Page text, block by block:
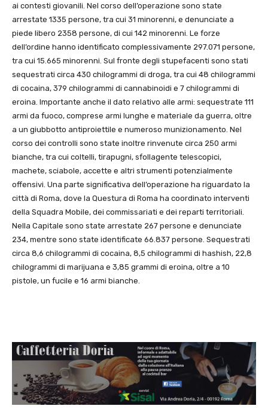
ai contesti giovanili. Nel corso dell’operazione sono state
arrestate 1335 persone, tra cui 31 minorenni, e denunciate a
piede libero 2358 persone, di cui 142 minorenni. Le forze
dell’ordine hanno identificato complessivamente 297.071 persone,
tra cui 15.665 minorenni. Sul fronte degli stupefacenti sono stati
sequestrati circa 430 chilogrammi di droga, tra cui 48 chilogrammi
di cocaina, 379 chilogrammi di cannabinoidi e 7 chilogrammi di
eroina. Importante anche il dato relativo alle armi: sequestrate 111
armi da fuoco, comprese armi lunghe e materiale da guerra, oltre
a un giubbotto antiproiettile e numeroso munizionamento. Nel
corso dei controlli sono state inoltre rinvenute circa 250 armi
bianche, tra cui coltelli, tirapugni, sfollagente telescopici,
machete, sciabole, accette e altri strumenti potenzialmente
offensivi. Una parte significativa dell’operazione ha riguardato la
città di Roma, dove la Questura di Roma ha coordinato interventi
della Squadra Mobile, dei commissariati e dei reparti territoriali.
Nella Capitale sono state arrestate 267 persone e denunciate
234, mentre sono state identificate 66.837 persone. Sequestrati
circa 8,6 chilogrammi di cocaina, 8,5 chilogrammi di hashish, 22,8
chilogrammi di marijuana e 3,85 grammi di eroina, oltre a 10
pistole, un fucile e 16 armi bianche.